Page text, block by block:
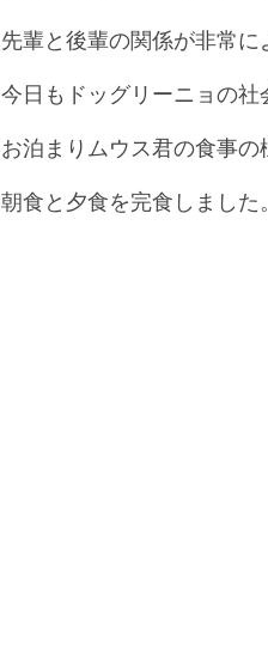
先輩と後輩の関係が非常に
今日もドッグリーニョの社
お泊まりムウス君の食事の
朝食と夕食を完食しました。